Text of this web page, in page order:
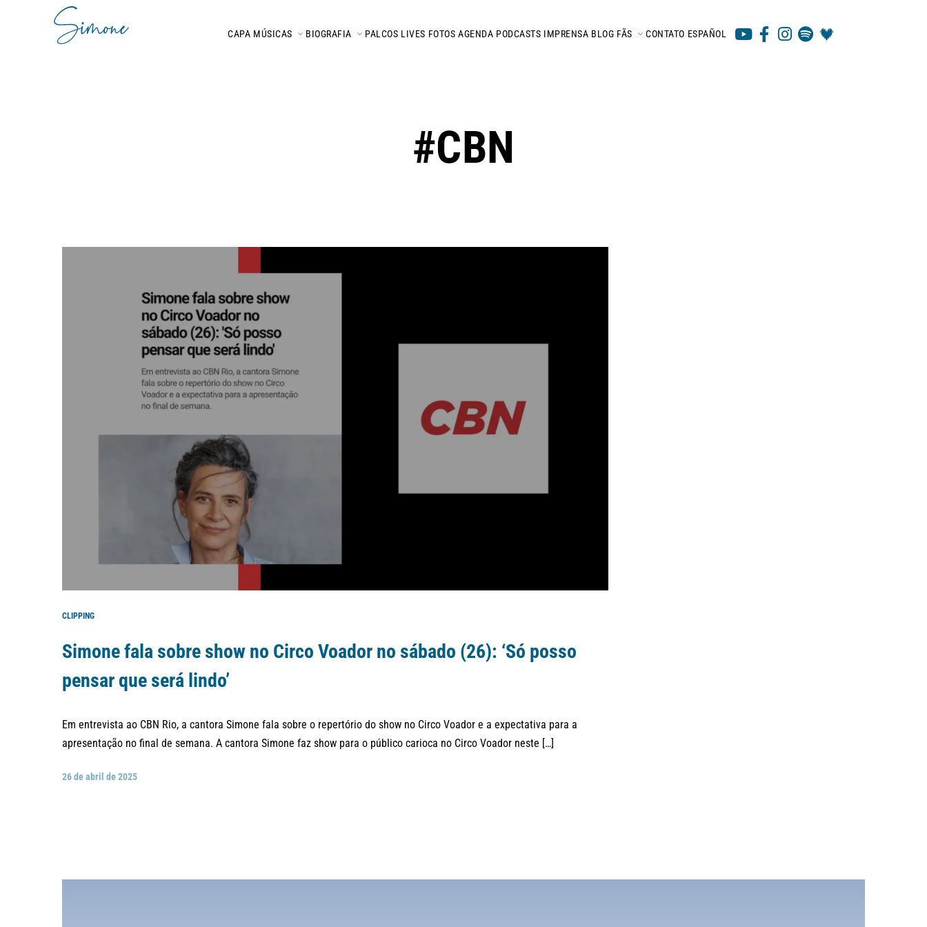
CAPA MÚSICAS BIOGRAFIA PALCOS LIVES FOTOS AGENDA PODCASTS IMPRENSA BLOG FÃS CONTATO ESPAÑOL
#CBN
CLIPPING
Simone fala sobre show no Circo Voador no sábado (26): ‘Só posso
pensar que será lindo’
Em entrevista ao CBN Rio, a cantora Simone fala sobre o repertório do show no Circo Voador e a expectativa para a
apresentação no final de semana. A cantora Simone faz show para o público carioca no Circo Voador neste […]
26 de abril de 2025